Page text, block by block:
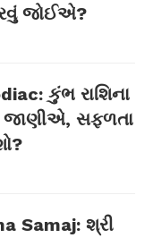
જોઈએ?
કુંભ રાશિના
જાણીએ, સફળતા
Samaj: શ્રી